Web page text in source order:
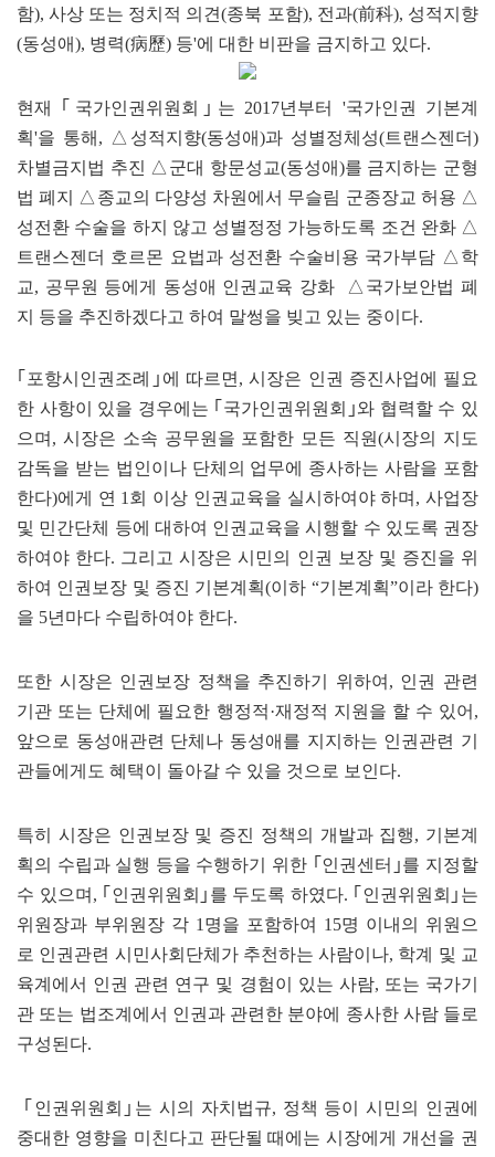
함), 사상 또는 정치적 의견(종북 포함), 전과(前科), 성적지향
(동성애), 병력(病歷) 등'에 대한 비판을 금지하고 있다.
현재 ｢국가인권위원회｣는 2017년부터 '국가인권 기본계
획'을 통해, △성적지향(동성애)과 성별정체성(트랜스젠더)
차별금지법 추진 △군대 항문성교(동성애)를 금지하는 군형
법 폐지 △종교의 다양성 차원에서 무슬림 군종장교 허용 △
성전환 수술을 하지 않고 성별정정 가능하도록 조건 완화 △
트랜스젠더 호르몬 요법과 성전환 수술비용 국가부담 △학
교, 공무원 등에게 동성애 인권교육 강화 △국가보안법 폐
지 등을 추진하겠다고 하여 말썽을 빚고 있는 중이다.
｢포항시인권조례｣에 따르면, 시장은 인권 증진사업에 필요
한 사항이 있을 경우에는 ｢국가인권위원회｣와 협력할 수 있
으며, 시장은 소속 공무원을 포함한 모든 직원(시장의 지도
감독을 받는 법인이나 단체의 업무에 종사하는 사람을 포함
한다)에게 연 1회 이상 인권교육을 실시하여야 하며, 사업장
및 민간단체 등에 대하여 인권교육을 시행할 수 있도록 권장
하여야 한다. 그리고 시장은 시민의 인권 보장 및 증진을 위
하여 인권보장 및 증진 기본계획(이하 “기본계획”이라 한다)
을 5년마다 수립하여야 한다.
또한 시장은 인권보장 정책을 추진하기 위하여, 인권 관련
기관 또는 단체에 필요한 행정적·재정적 지원을 할 수 있어,
앞으로 동성애관련 단체나 동성애를 지지하는 인권관련 기
관들에게도 혜택이 돌아갈 수 있을 것으로 보인다.
특히 시장은 인권보장 및 증진 정책의 개발과 집행, 기본계
획의 수립과 실행 등을 수행하기 위한 ｢인권센터｣를 지정할
수 있으며, ｢인권위원회｣를 두도록 하였다. ｢인권위원회｣는
위원장과 부위원장 각 1명을 포함하여 15명 이내의 위원으
로 인권관련 시민사회단체가 추천하는 사람이나, 학계 및 교
육계에서 인권 관련 연구 및 경험이 있는 사람, 또는 국가기
관 또는 법조계에서 인권과 관련한 분야에 종사한 사람 들로
구성된다.
｢인권위원회｣는 시의 자치법규, 정책 등이 시민의 인권에
중대한 영향을 미친다고 판단될 때에는 시장에게 개선을 권